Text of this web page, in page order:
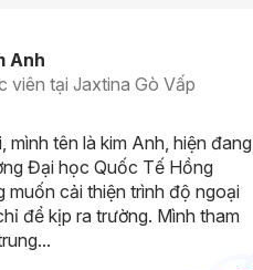
Anh
viên tại Jaxtina Gò Vấp
mình tên là kim Anh, hiện đang
Đại học Quốc Tế Hồng
muốn cải thiện trình độ ngoại
để kịp ra trường. Mình tham